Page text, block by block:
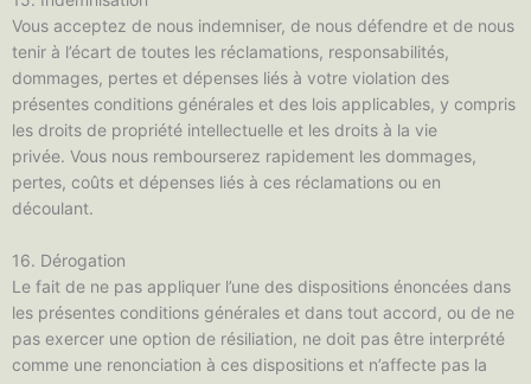
Vous acceptez de nous indemniser, de nous défendre et de nous
tenir à l’écart de toutes les réclamations, responsabilités,
dommages, pertes et dépenses liés à votre violation des
présentes conditions générales et des lois applicables, y compris
les droits de propriété intellectuelle et les droits à la vie
privée. Vous nous rembourserez rapidement les dommages,
pertes, coûts et dépenses liés à ces réclamations ou en
découlant.
16. Dérogation
Le fait de ne pas appliquer l’une des dispositions énoncées dans
les présentes conditions générales et dans tout accord, ou de ne
pas exercer une option de résiliation, ne doit pas être interprété
comme une renonciation à ces dispositions et n’affecte pas la